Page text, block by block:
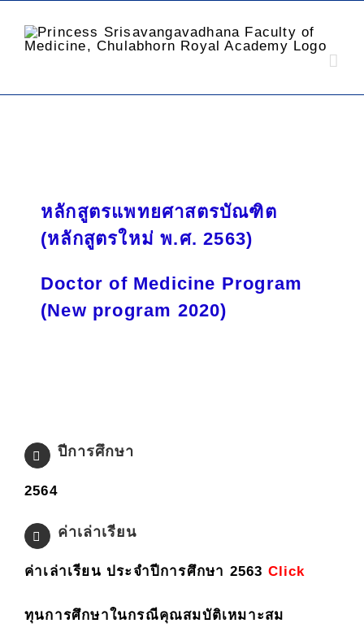
หลักสูตรแพทยศาสตรบัณฑิต
(หลักสูตรใหม่ พ.ศ. 2563)
Doctor of Medicine Program
(New program 2020)
ปีการศึกษา
2564
ค่าเล่าเรียน
ค่าเล่าเรียน ประจำปีการศึกษา 2563 Click
ทุนการศึกษาในกรณีคุณสมบัติเหมาะสม